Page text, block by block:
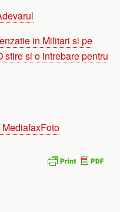
in Militari si pe
stire si o intrebare pentru